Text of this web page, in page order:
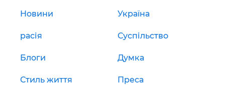
Новини Україна
расія Суспільство
Блоги Думка
Стиль життя Преса